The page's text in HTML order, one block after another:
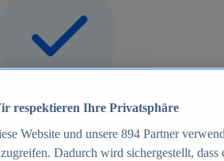
respektieren Ihre Privatsphäre
Website und unsere 894 Partner
Dadurch wird sichergestellt,